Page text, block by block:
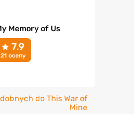
Memory of Us
7.9
21 oceny
do This War of
Mine